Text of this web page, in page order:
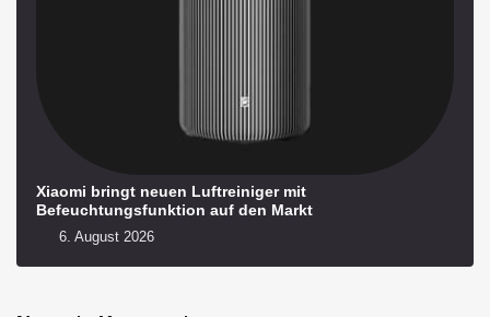
Xiaomi bringt neuen Luftreiniger mit
Befeuchtungsfunktion auf den Markt
6. August 2026